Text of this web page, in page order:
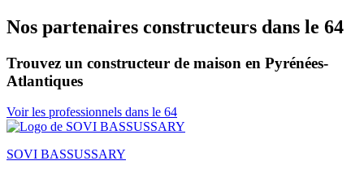
Nos partenaires constructeurs dans le 64
Trouvez un constructeur de maison en Pyrénées-
Atlantiques
Voir les professionnels dans le 64
SOVI BASSUSSARY